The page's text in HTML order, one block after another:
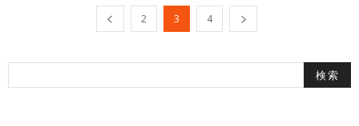
2 3 4